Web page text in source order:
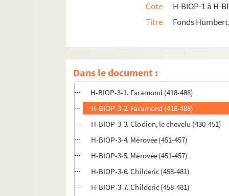
Cote
H-BIOP-1 à H-
Titre
Fonds
Dans le document :
H-BIOP-2. Rois et souverains européens et
H-BIOP-3. Rois, souverains et chefs d'Etat
H-BIOP-3-1. Faramond (418-488)
H-BIOP-3-2. Faramond (418-488)
H-BIOP-3-3. Clodion, le chevelu (430-451)
H-BIOP-3-4. Mérovée (451-457)
H-BIOP-3-5. Mérovée (451-457)
H-BIOP-3-6. Childeric (458-481)
H-BIOP-3-7. Childeric (458-481)